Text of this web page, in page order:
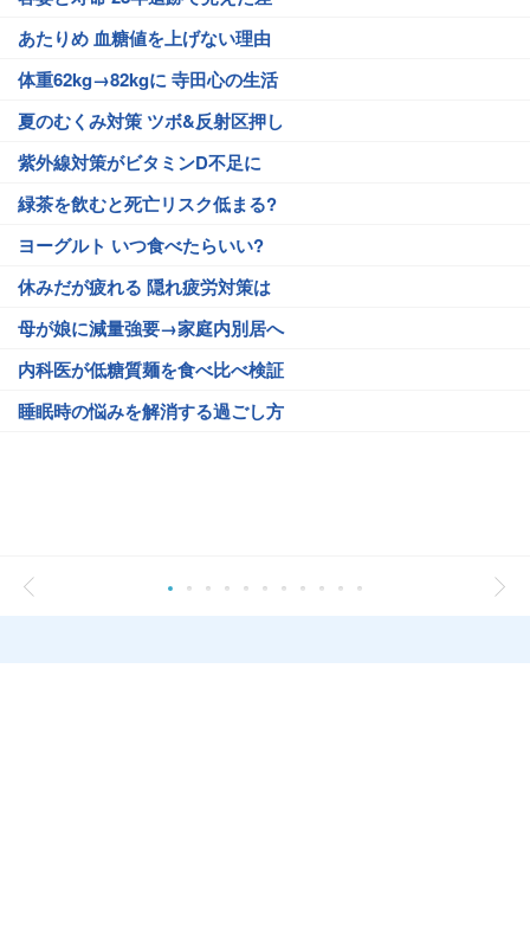
あたりめ 血糖値を上げない理由
体重62kg→82kgに 寺田心の生活
夏のむくみ対策 ツボ&反射区押し
紫外線対策がビタミンD不足に
緑茶を飲むと死亡リスク低まる?
ヨーグルト いつ食べたらいい?
休みだが疲れる 隠れ疲労対策は
母が娘に減量強要→家庭内別居へ
内科医が低糖質麺を食べ比べ検証
睡眠時の悩みを解消する過ごし方